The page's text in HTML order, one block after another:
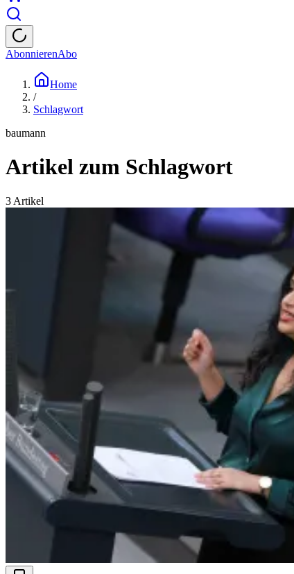
AbonnierenAbo
Home
/
Schlagwort
baumann
Artikel zum Schlagwort
3 Artikel